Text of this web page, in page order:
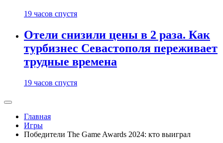
19 часов спустя
Отели снизили цены в 2 раза. Как
турбизнес Севастополя переживает
трудные времена
19 часов спустя
Главная
Игры
Победители The Game Awards 2024: кто выиграл